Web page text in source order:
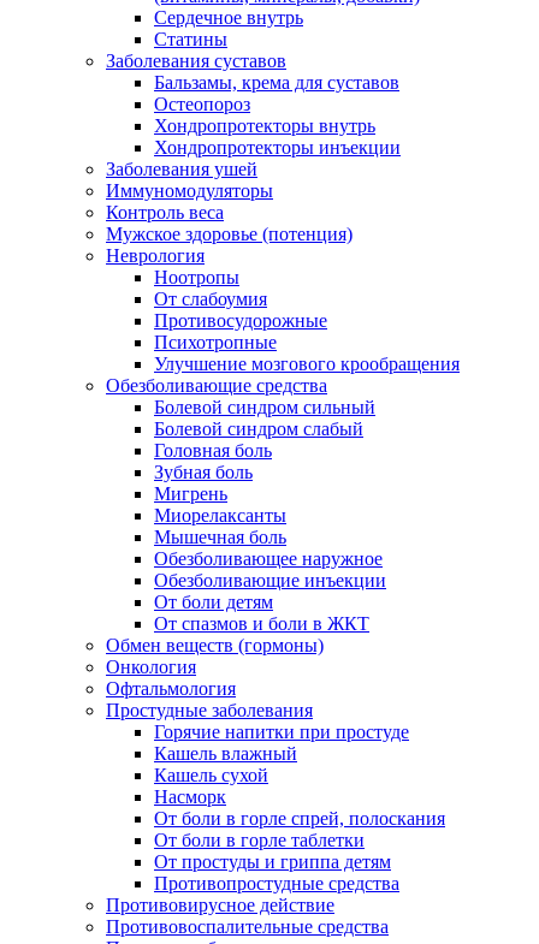
Сердечное внутрь
Статины
Заболевания суставов
Бальзамы, крема для суставов
Остеопороз
Хондропротекторы внутрь
Хондропротекторы инъекции
Заболевания ушей
Иммуномодуляторы
Контроль веса
Мужское здоровье (потенция)
Неврология
Ноотропы
От слабоумия
Противосудорожные
Психотропные
Улучшение мозгового крообращения
Обезболивающие средства
Болевой синдром сильный
Болевой синдром слабый
Головная боль
Зубная боль
Мигрень
Миорелаксанты
Мышечная боль
Обезболивающее наружное
Обезболивающие инъекции
От боли детям
От спазмов и боли в ЖКТ
Обмен веществ (гормоны)
Онкология
Офтальмология
Простудные заболевания
Горячие напитки при простуде
Кашель влажный
Кашель сухой
Насморк
От боли в горле спрей, полоскания
От боли в горле таблетки
От простуды и гриппа детям
Противопростудные средства
Противовирусное действие
Противовоспалительные средства